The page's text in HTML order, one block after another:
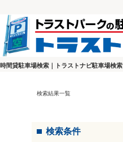
時間貸駐車場検索｜トラストナビ駐車場検索
検索結果一覧
検索条件